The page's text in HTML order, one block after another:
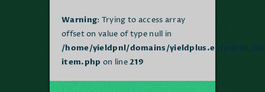
Warning: Trying to access array
offset on value of type null in
/home/yieldpnl/domains/yieldplus.eu/
item.php on line219